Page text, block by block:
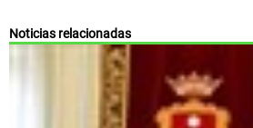
Noticias relacionadas